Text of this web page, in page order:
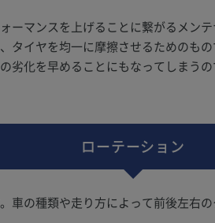
ーマンスを上げることに繋がるメン
タイヤを均一に摩擦させるためのも
劣化を早めることにもなってしまう
ローテーション
車の種類や走り方によって前後左右